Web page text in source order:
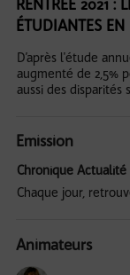
RENTRÉE 2021 :
ÉTUDIANTES
D’après l'étude
augmenté de 2,5%
aussi des disparités
Emission
Chronique Actualité
Chaque jour,
Animateurs